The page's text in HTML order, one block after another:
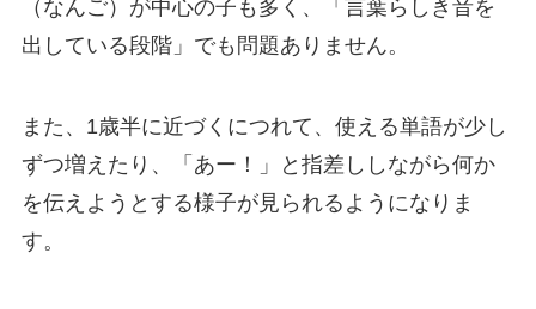
（なんご）が中心の子も多く、「言葉らしき音を
出している段階」でも問題ありません。
また、1歳半に近づくにつれて、使える単語が少し
ずつ増えたり、「あー！」と指差ししながら何か
を伝えようとする様子が見られるようになりま
す。